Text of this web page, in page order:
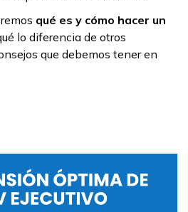
qué es y cómo hacer un
lo diferencia de otros
que debemos tener en